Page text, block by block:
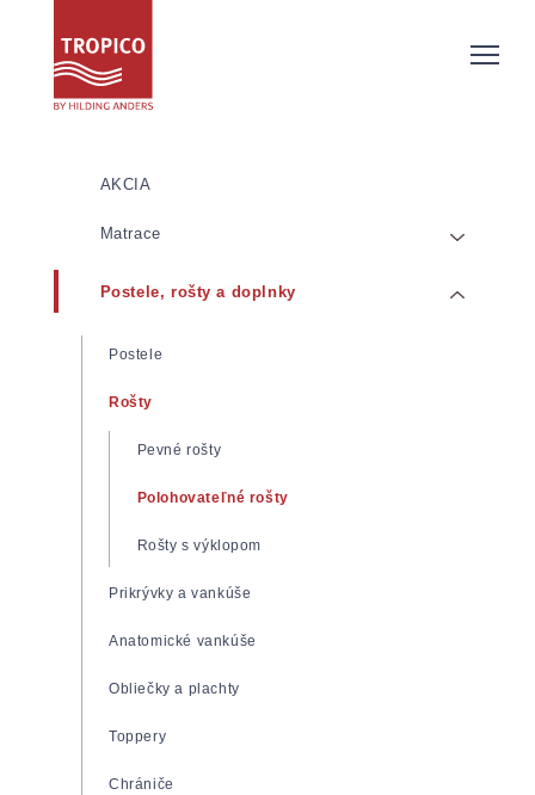
AKCIA
Matrace
Matrace z pamäťovej/lenivej peny
Matrace zo studenej peny
Pružinové matrace
Latexové matrace
Detské matrace
Zdravotné matrace
Matrace Super Fox
Matrace Spirit Superior
Matrace Tropico Guard
Postele, rošty a doplnky
Postele
Rošty
Pevné rošty
Polohovateľné rošty
Rošty s výklopom
Prikrývky a vankúše
Anatomické vankúše
Obliečky a plachty
Toppery
Chrániče